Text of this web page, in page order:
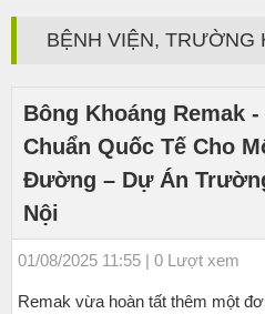
BỆNH VIỆN, TRƯỜNG
Bông Khoáng Remak
Chuẩn Quốc Tế Cho
Đường – Dự Án
Nội
01/08/2025 11:55 | 0 Lượt xem
Remak vừa hoàn tất thêm một